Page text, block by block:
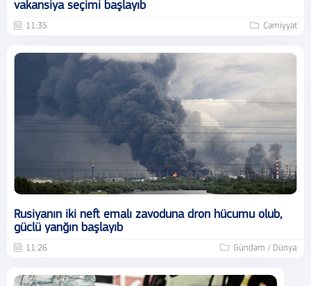
vakansiya seçimi başlayıb
11:35 Cəmiyyət
Rusiyanın iki neft emalı zavoduna dron hücumu olub,
güclü yanğın başlayıb
11:26 Gündəm / Dünya